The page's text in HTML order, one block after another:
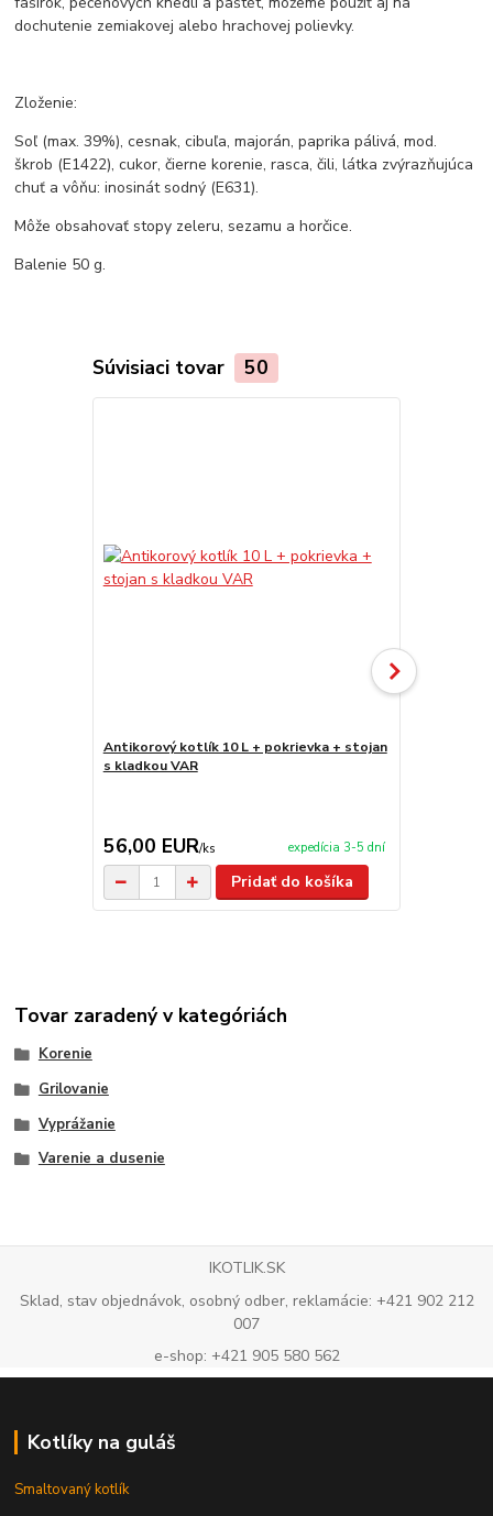
dochutenie zemiakovej alebo hrachovej polievky.
Zloženie:
Soľ (max. 39%), cesnak, cibuľa, majorán, paprika pálivá, mod.
škrob (E1422), cukor, čierne korenie, rasca, čili, látka zvýrazňujúca
chuť a vôňu: inosinát sodný (E631).
Môže obsahovať stopy zeleru, sezamu a horčice.
Balenie 50 g.
Súvisiaci tovar 50
Antikorový kotlík 10 L + pokrievka + stojan
s kladkou VAR
56,00 EUR/ks expedícia 3-5 dní
Pridať do košíka
Tovar zaradený v kategóriách
Korenie
Grilovanie
Vyprážanie
Varenie a dusenie
IKOTLIK.SK
Sklad, stav objednávok, osobný odber, reklamácie: +421 902 212
007
e-shop: +421 905 580 562
Kotlíky na guláš
Smaltovaný kotlík